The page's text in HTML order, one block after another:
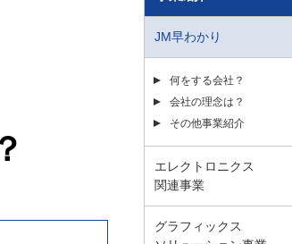
JM早わかり
何をする会社？
会社の理念は？
その他事業紹介
エレクトロニクス
関連事業
グラフィックス